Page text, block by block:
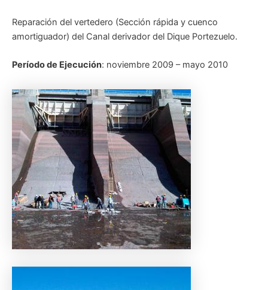
Reparación del vertedero (Sección rápida y cuenco
amortiguador) del Canal derivador del Dique Portezuelo.
Período de Ejecución: noviembre 2009 – mayo 2010